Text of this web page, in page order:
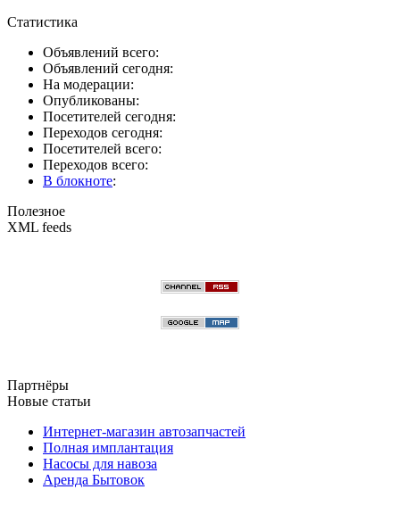
Статистика
Объявлений всего:
Объявлений сегодня:
На модерации:
Опубликованы:
Посетителей сегодня:
Переходов сегодня:
Посетителей всего:
Переходов всего:
В блокноте:
Полезное
XML feeds
Партнёры
Новые статьи
Интернет-магазин автозапчастей
Полная имплантация
Насосы для навоза
Аренда Бытовок